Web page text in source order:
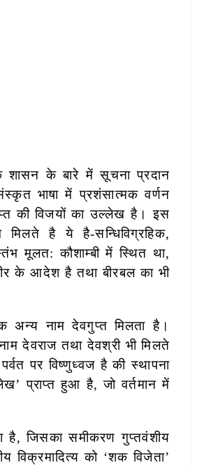
के बारे में सूचना प्रदान
भाषा में प्रशंसात्मक वर्णन
की विजयों का उल्लेख है। इस
है ये है-सन्धिविग्रहिक,
मूलत: कौशाम्बी में स्थित था,
के आदेश है तथा बीरबल का भी
अन्य नाम देवगुप्त मिलता है।
देवराज तथा देवश्री भी मिलते
पर विष्णुध्वज है की स्थापना
प्राप्त हुआ है, जो वर्तमान में
है, जिसका समीकरण गुप्तवंशीय
विक्रमादित्य को ‘शक विजेता’